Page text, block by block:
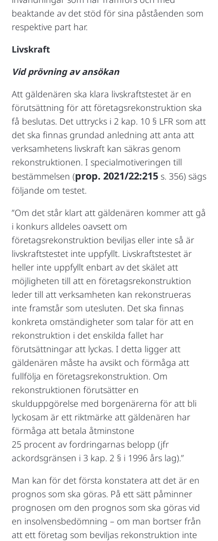
beaktande av det stöd för sina påståenden som
respektive part har.
Livskraft
Vid prövning av ansökan
Att gäldenären ska klara livskraftstestet är en
förutsättning för att företagsrekonstruktion ska
få beslutas. Det uttrycks i 2 kap. 10 § LFR som att
det ska finnas grundad anledning att anta att
verksamhetens livskraft kan säkras genom
rekonstruktionen. I specialmotiveringen till
bestämmelsen (prop. 2021/22:215 s. 356) sägs
följande om testet.
”Om det står klart att gäldenären kommer att gå
i konkurs alldeles oavsett om
företagsrekonstruktion beviljas eller inte så är
livskraftstestet inte uppfyllt. Livskraftstestet är
heller inte uppfyllt enbart av det skälet att
möjligheten till att en företagsrekonstruktion
leder till att verksamheten kan rekonstrueras
inte framstår som utesluten. Det ska finnas
konkreta omständigheter som talar för att en
rekonstruktion i det enskilda fallet har
förutsättningar att lyckas. I detta ligger att
gäldenären måste ha avsikt och förmåga att
fullfölja en företagsrekonstruktion. Om
rekonstruktionen förutsätter en
skulduppgörelse med borgenärerna för att bli
lyckosam är ett riktmärke att gäldenären har
förmåga att betala åtminstone
25 procent av fordringarnas belopp (jfr
ackordsgränsen i 3 kap. 2 § i 1996 års lag).”
Man kan för det första konstatera att det är en
prognos som ska göras. På ett sätt påminner
prognosen om den prognos som ska göras vid
en insolvensbedömning – om man bortser från
att ett företag som beviljas rekonstruktion inte